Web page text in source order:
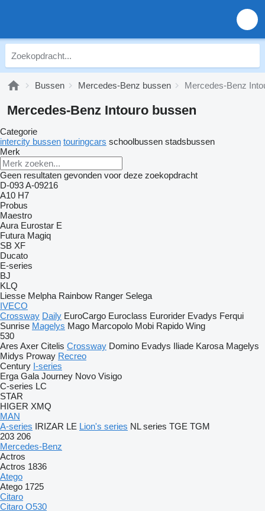
Bussen Mercedes-Benz bussen Mercedes-Benz
Mercedes-Benz Intouro bussen
Categorie
intercity bussen touringcars schoolbussen stadsbussen
Merk
Geen resultaten gevonden voor deze zoekopdracht
D-093A-09216
A10 H7
Probus
Maestro
Aura Eurostar E
Futura Magiq
SB XF
Ducato
E-series
BJ
KLQ
Liesse Melpha Rainbow Ranger Selega
IVECO
Crossway Daily EuroCargo Euroclass Eurorider Evadys Ferqui
Sunrise Magelys Mago Marcopolo Mobi Rapido Wing
530
Ares Axer Citelis Crossway Domino Evadys Iliade Karosa Magelys
Midys Proway Recreo
Century I-series
Erga Gala Journey Novo Visigo
C-series LC
STAR
HIGER XMQ
MAN
A-series IRIZAR LE Lion's series NL series TGE TGM
203 206
Mercedes-Benz
Actros
Actros 1836
Atego
Atego 1725
Citaro
Citaro O530